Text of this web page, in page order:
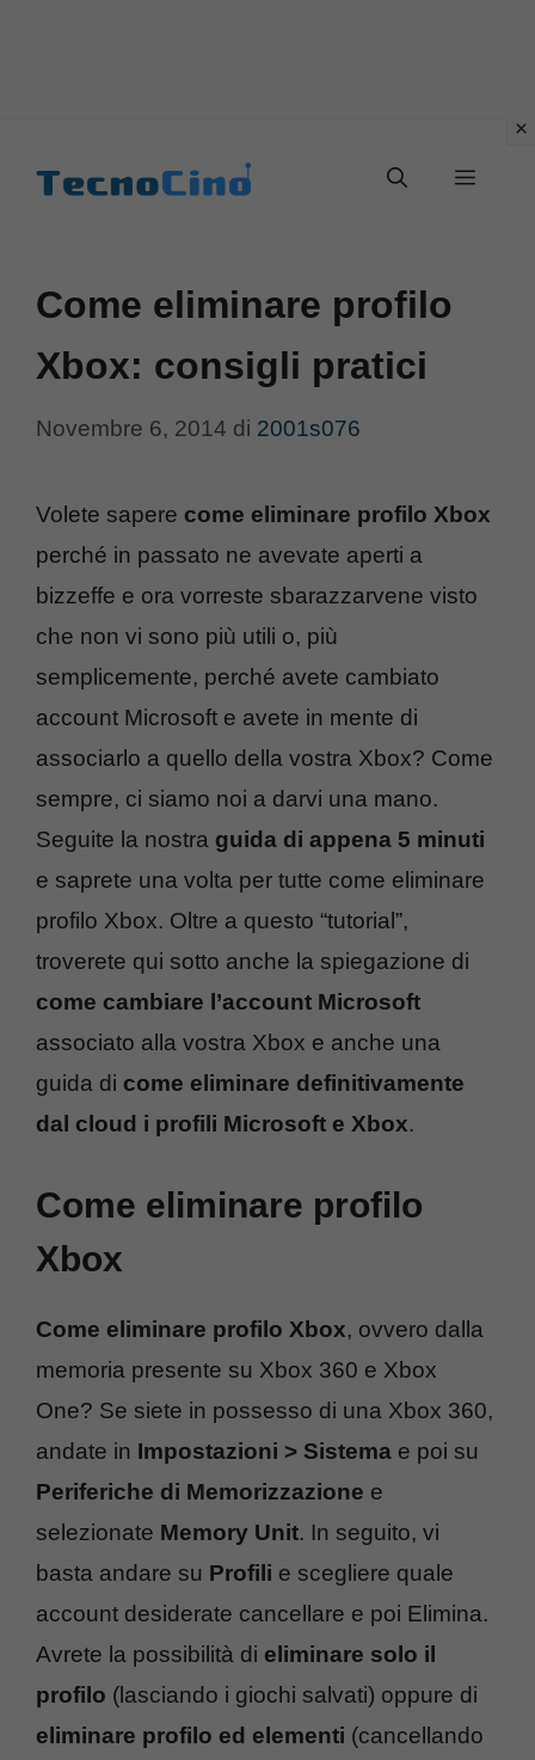
Menu
Come eliminare profilo
Xbox: consigli pratici
Novembre 6, 2014 di 2001s076
Volete sapere come eliminare profilo Xbox
perché in passato ne avevate aperti a
bizzeffe e ora vorreste sbarazzarvene visto
che non vi sono più utili o, più
semplicemente, perché avete cambiato
account Microsoft e avete in mente di
associarlo a quello della vostra Xbox? Come
sempre, ci siamo noi a darvi una mano.
Seguite la nostra guida di appena 5 minuti
e saprete una volta per tutte come eliminare
profilo Xbox. Oltre a questo “tutorial”,
troverete qui sotto anche la spiegazione di
come cambiare l’account Microsoft
associato alla vostra Xbox e anche una
guida di come eliminare definitivamente
dal cloud i profili Microsoft e Xbox.
Come eliminare profilo
Xbox
Come eliminare profilo Xbox, ovvero dalla
memoria presente su Xbox 360 e Xbox
One? Se siete in possesso di una Xbox 360,
andate in Impostazioni > Sistema e poi su
Periferiche di Memorizzazione e
selezionate Memory Unit. In seguito, vi
basta andare su Profili e scegliere quale
account desiderate cancellare e poi Elimina.
Avrete la possibilità di eliminare solo il
profilo (lasciando i giochi salvati) oppure di
eliminare profilo ed elementi (cancellando